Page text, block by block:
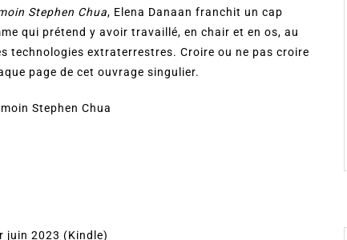
Stephen Chua, Elena Danaan franchit un cap
qui prétend y avoir travaillé, en chair et en os, au
technologies extraterrestres. Croire ou ne pas croire
page de cet ouvrage singulier.
Stephen Chua
juin 2023 (Kindle)